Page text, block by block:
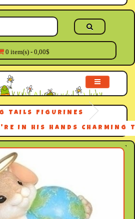
0 item(s) - 0,00$
TAILS FIGURINES
IN HIS HANDS CHARMING